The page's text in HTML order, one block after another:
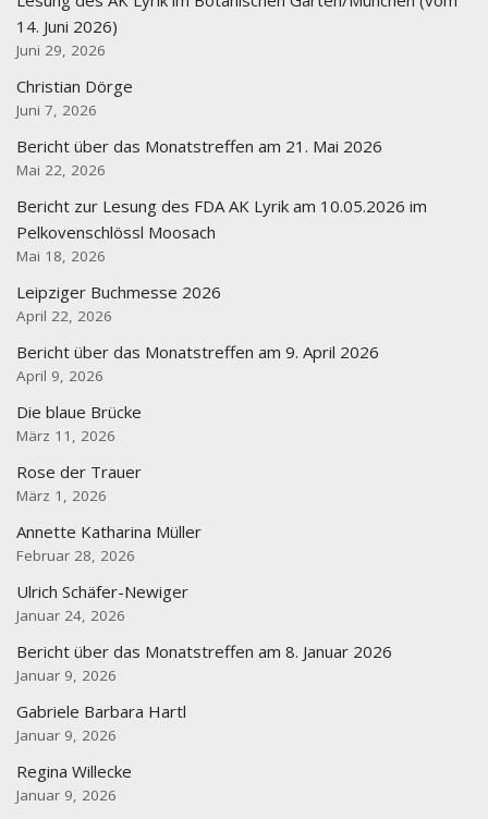
14. Juni 2026)
Juni 29, 2026
Christian Dörge
Juni 7, 2026
Bericht über das Monatstreffen am 21. Mai 2026
Mai 22, 2026
Bericht zur Lesung des FDA AK Lyrik am 10.05.2026 im
Pelkovenschlössl Moosach
Mai 18, 2026
Leipziger Buchmesse 2026
April 22, 2026
Bericht über das Monatstreffen am 9. April 2026
April 9, 2026
Die blaue Brücke
März 11, 2026
Rose der Trauer
März 1, 2026
Annette Katharina Müller
Februar 28, 2026
Ulrich Schäfer-Newiger
Januar 24, 2026
Bericht über das Monatstreffen am 8. Januar 2026
Januar 9, 2026
Gabriele Barbara Hartl
Januar 9, 2026
Regina Willecke
Januar 9, 2026